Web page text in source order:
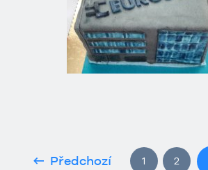
Předchozí 1 2